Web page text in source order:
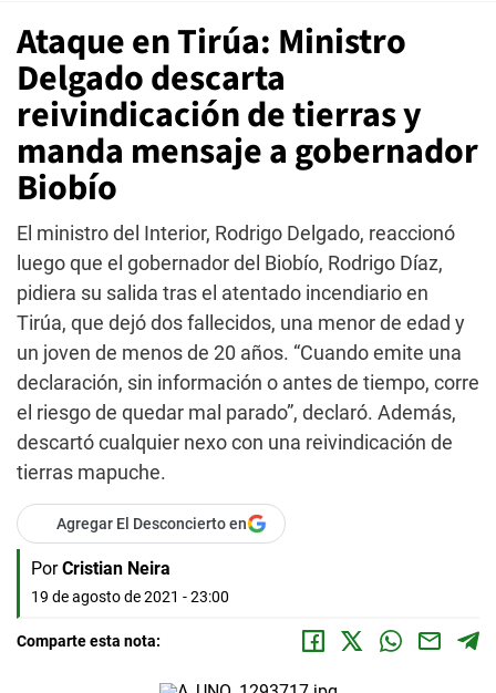
Ataque en Tirúa: Ministro
Delgado descarta
reivindicación de tierras y
manda mensaje a gobernador
Biobío
El ministro del Interior, Rodrigo Delgado, reaccionó
luego que el gobernador del Biobío, Rodrigo Díaz,
pidiera su salida tras el atentado incendiario en
Tirúa, que dejó dos fallecidos, una menor de edad y
un joven de menos de 20 años. “Cuando emite una
declaración, sin información o antes de tiempo, corre
el riesgo de quedar mal parado”, declaró. Además,
descartó cualquier nexo con una reivindicación de
tierras mapuche.
Agregar El Desconcierto en
Por Cristian Neira
19 de agosto de 2021 - 23:00
Comparte esta nota: